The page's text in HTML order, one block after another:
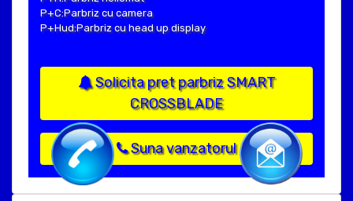
P+C:Parbriz cu camera
P+Hud:Parbriz cu head up display
Solicita pret parbriz SMART
CROSSBLADE
Suna vanzatorul